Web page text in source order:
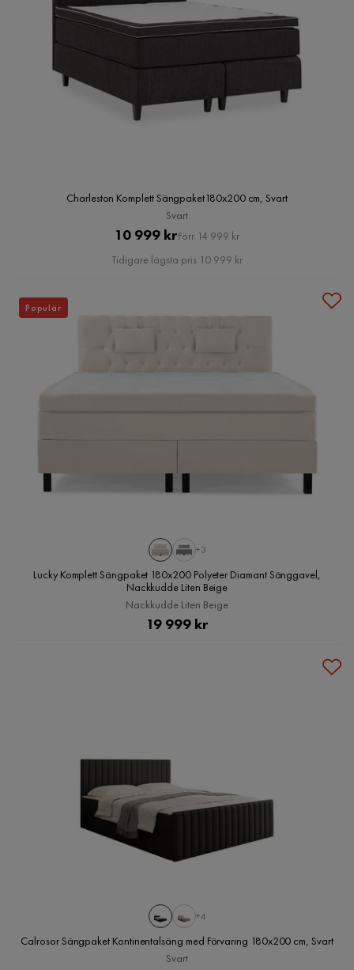
Charleston Komplett Sängpaket180x200 cm, Svart
Svart
Pris
10 999 krOriginal
Pris
Förr 14 999 kr
Tidigare lägsta pris 10 999 kr
+3
Lucky Komplett Sängpaket 180x200 Polyeter Diamant Sänggavel,
Nackkudde Liten Beige
Nackkudde Liten Beige
Pris
19 999 kr
Populär
+4
Calrosor Sängpaket Kontinentalsäng med Förvaring 180x200 cm, Svart
Svart